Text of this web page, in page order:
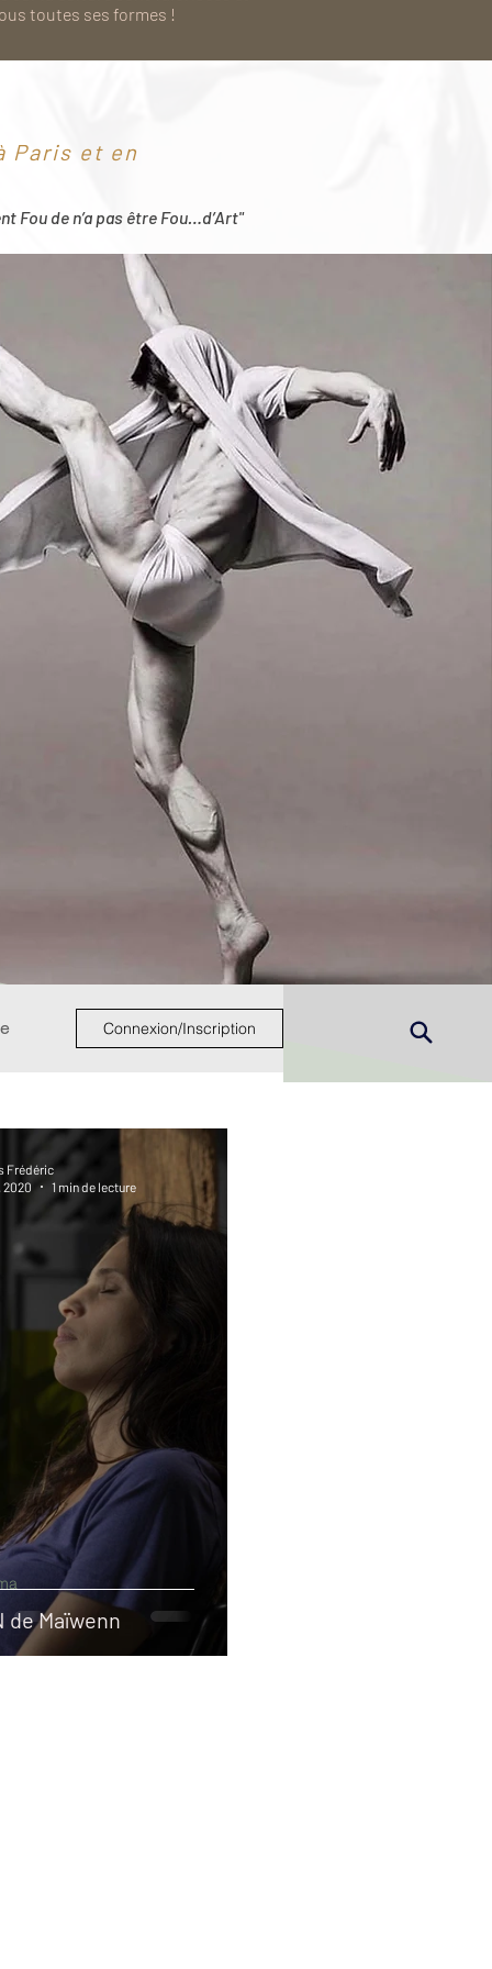
toutes ses formes !
Paris et en
Fou de n’a pas être Fou…d’Art"
Connexion/Inscription
de Maïwenn
Frédéric
2020
1 min de lecture